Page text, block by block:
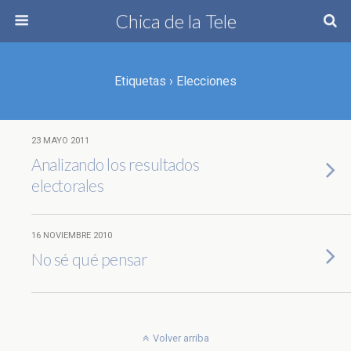
Chica de la Tele
Etiquetas › Elecciones
23 MAYO 2011
Analizando los resultados
electorales
16 NOVIEMBRE 2010
No sé qué pensar
Volver arriba